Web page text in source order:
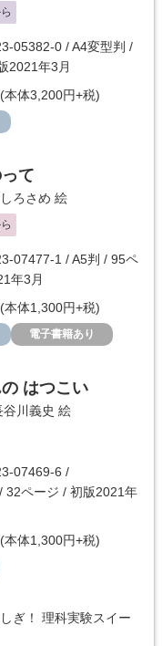
05382-0 / A4変型判 /
2021年3月
(本体3,200円+税)
て
しろさめ 絵
07477-1 / A5判 / 95ペ
年3月
(本体1,300円+税)
電子書籍あり
はつこい
谷川義史 絵
07469-6 /
32ページ / 初版2021年
(本体1,300円+税)
ぎ！ 理科実験スイー